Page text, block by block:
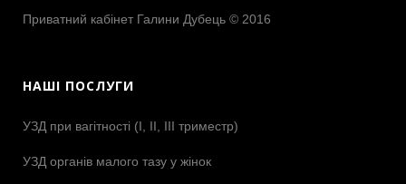
Приватний кабінет Галини Дубець © 2016
НАШІ ПОСЛУГИ
УЗД при вагітності (І, ІІ, ІІІ триместр)
УЗД органів малого тазу у жінок